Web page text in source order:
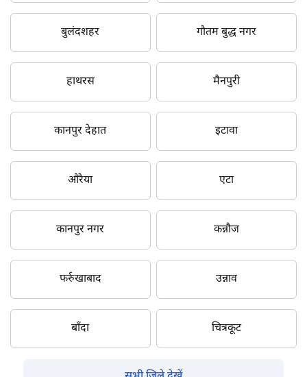
बुलंदशहर गौतम बुद्ध नगर
हाथरस मैनपुरी
कानपुर देहात इटावा
औरैया एटा
कानपुर नगर कन्नौज
फर्रुखाबाद उन्नाव
बाँदा चित्रकूट